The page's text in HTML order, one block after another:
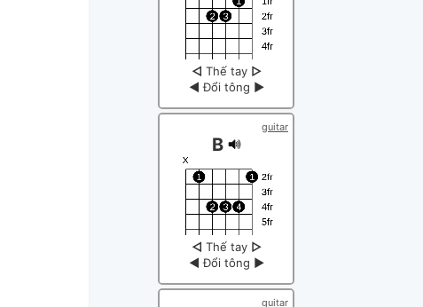
◁ Thế tay ▷
◀ Đổi tông ▶
guitar
B
◁ Thế tay ▷
◀ Đổi tông ▶
guitar